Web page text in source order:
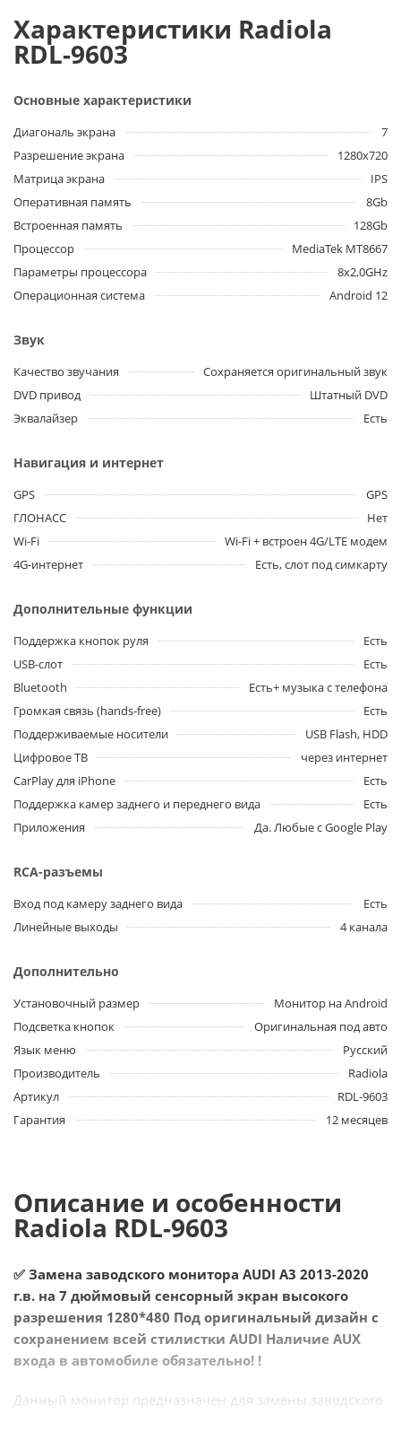
Характеристики Radiola
RDL-9603
Основные характеристики
Диагональ экрана
7
Разрешение экрана
1280х720
Матрица экрана
IPS
Оперативная память
8Gb
Встроенная память
128Gb
Процессор
MediaTek MT8667
Параметры процессора
8x2,0GHz
Операционная система
Android 12
Звук
Качество звучания
Сохраняется оригинальный звук
DVD привод
Штатный DVD
Эквалайзер
Есть
Навигация и интернет
GPS
GPS
ГЛОНАСС
Нет
Wi-Fi
Wi-Fi + встроен 4G/LTE модем
4G-интернет
Есть, слот под симкарту
Дополнительные функции
Поддержка кнопок руля
Есть
USB-слот
Есть
Bluetooth
Есть+ музыка с телефона
Громкая связь (hands-free)
Есть
Поддерживаемые носители
USB Flash, HDD
Цифровое ТВ
через интернет
CarPlay для iPhone
Есть
Поддержка камер заднего и переднего вида
Есть
Приложения
Да. Любые с Google Play
RCA-разъемы
Вход под камеру заднего вида
Есть
Линейные выходы
4 канала
Дополнительно
Установочный размер
Монитор на Android
Подсветка кнопок
Оригинальная под авто
Язык меню
Русский
Производитель
Radiola
Артикул
RDL-9603
Гарантия
12 месяцев
Описание и особенности
Radiola RDL-9603
✅ Замена заводского монитора AUDI A3 2013-2020
г.в. на 7 дюймовый сенсорный экран высокого
разрешения 1280*480 Под оригинальный дизайн с
сохранением всей стилистки AUDI Наличие AUX
входа в автомобиле обязательно! !
Данный монитор предназначен для замены заводского